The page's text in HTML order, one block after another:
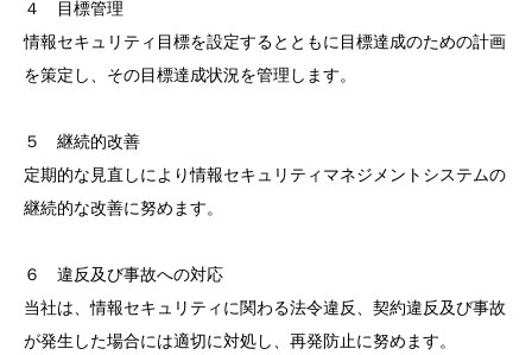
４ 目標管理
情報セキュリティ目標を設定するとともに目標達成のための計画
を策定し、その目標達成状況を管理します。
５ 継続的改善
定期的な見直しにより情報セキュリティマネジメントシステムの
継続的な改善に努めます。
６ 違反及び事故への対応
当社は、情報セキュリティに関わる法令違反、契約違反及び事故
が発生した場合には適切に対処し、再発防止に努めます。